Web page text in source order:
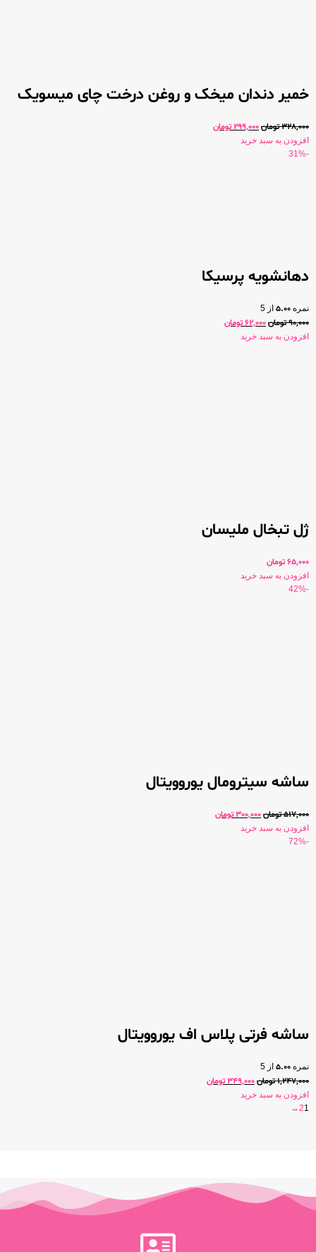
خمیر دندان میخک و روغن درخت چای میسویک
328,000تومان299,000 تومان
افزودن به سبد خرید
-31%
دهانشویه پرسیکا
نمره 5.00 از 5
90,000تومان62,000تومان
افزودن به سبد خرید
ژل تبخال ملیسان
65,000تومان
افزودن به سبد خرید
-42%
ساشه سیترومال یوروویتال
517,000تومان300,000 تومان
افزودن به سبد خرید
-72%
ساشه فرتی پلاس اف یوروویتال
نمره 5.00 از 5
1,247,000تومان349,000 تومان
افزودن به سبد خرید
1
2
→